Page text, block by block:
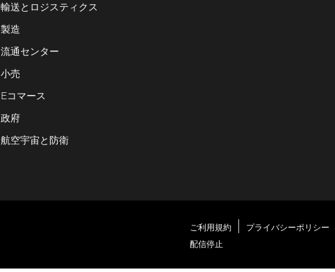
輸送とロジスティクス
製造
流通センター
小売
Eコマース
政府
航空宇宙と防衛
ご利用規約 プライバシーポリシー
配信停止